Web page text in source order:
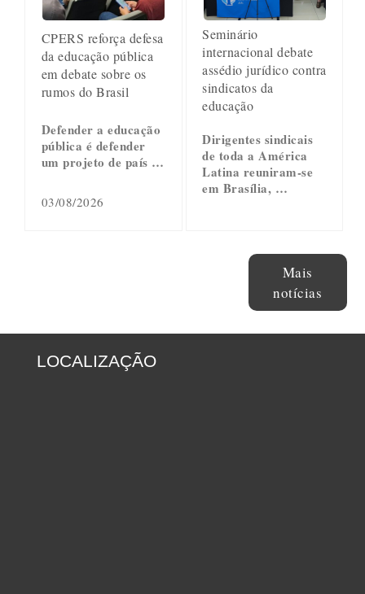
CPERS reforça defesa
da educação pública
em debate sobre os
rumos do Brasil
Defender a educação
pública é defender
um projeto de país …
03/08/2026
Seminário
internacional debate
assédio jurídico contra
sindicatos da
educação
Dirigentes sindicais
de toda a América
Latina reuniram-se
em Brasília, …
Mais
notícias
LOCALIZAÇÃO